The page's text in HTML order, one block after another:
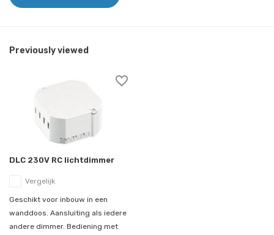
Previously viewed
DLC 230V RC lichtdimmer
Vergelijk
Geschikt voor inbouw in een
wanddoos. Aansluiting als iedere
andere dimmer. Bediening met